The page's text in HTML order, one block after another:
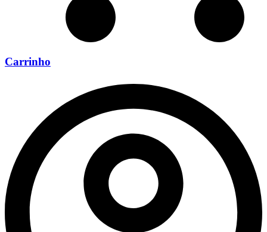
Carrinho